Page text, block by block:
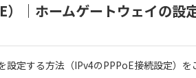
｜ホームゲートウェイの設
定する方法（IPv4のPPPoE接続設定）を